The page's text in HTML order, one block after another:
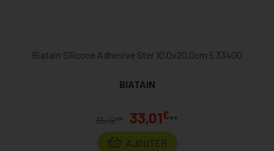
Biatain Silicone Adhesive Ster 10,0x20,0cm 5 33400
BIATAIN
35,12€* 33,01€**
AJOUTER